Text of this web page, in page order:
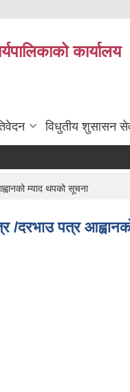
कार्यालय
विधुतीय शुसासन
म्याद थपको सूचना
/दरभाउ पत्र